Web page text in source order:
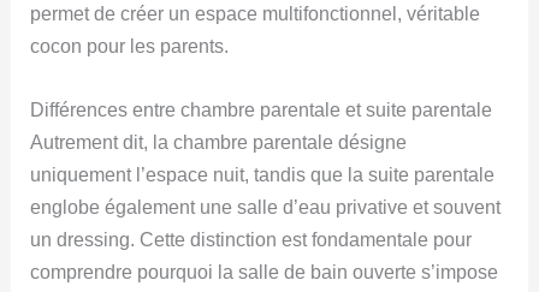
permet de créer un espace multifonctionnel, véritable
cocon pour les parents.
Différences entre chambre parentale et suite parentale
Autrement dit, la chambre parentale désigne
uniquement l’espace nuit, tandis que la suite parentale
englobe également une salle d’eau privative et souvent
un dressing. Cette distinction est fondamentale pour
comprendre pourquoi la salle de bain ouverte s’impose